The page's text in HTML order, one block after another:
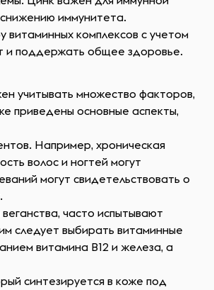
иммунитета.
комплексов с учетом
и поддержать общее здоровье.
учитывать множество факторов,
приведены основные аспекты,
Например, хроническая
волос и ногтей могут
могут свидетельствовать о
часто испытывают
следует выбирать витаминные
витамина B12 и железа, а
синтезируется в коже под